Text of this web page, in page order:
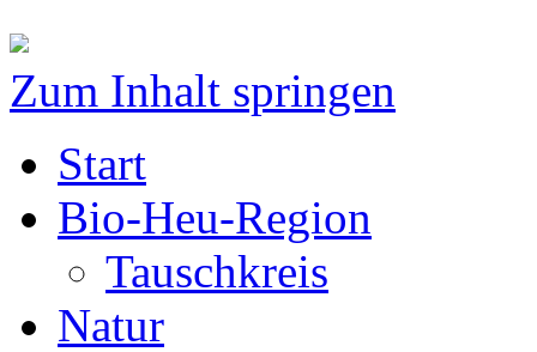
Zum Inhalt springen
Start
Bio-Heu-Region
Tauschkreis
Natur